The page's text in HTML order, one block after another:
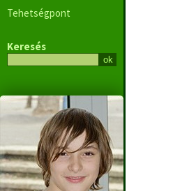
Tehetségpont
Keresés